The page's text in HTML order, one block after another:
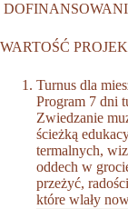
WARTOŚĆ
Turnus dla
Program 7 dni
Zwiedzanie
ścieżką
termalnych,
oddech w
przeżyć,
które wlały